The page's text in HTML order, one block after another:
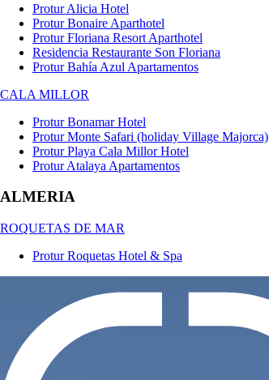
Protur Alicia Hotel
Protur Bonaire Aparthotel
Protur Floriana Resort Aparthotel
Residencia Restaurante Son Floriana
Protur Bahía Azul Apartamentos
CALA MILLOR
Protur Bonamar Hotel
Protur Monte Safari (holiday Village Majorca)
Protur Playa Cala Millor Hotel
Protur Atalaya Apartamentos
ALMERIA
ROQUETAS DE MAR
Protur Roquetas Hotel & Spa